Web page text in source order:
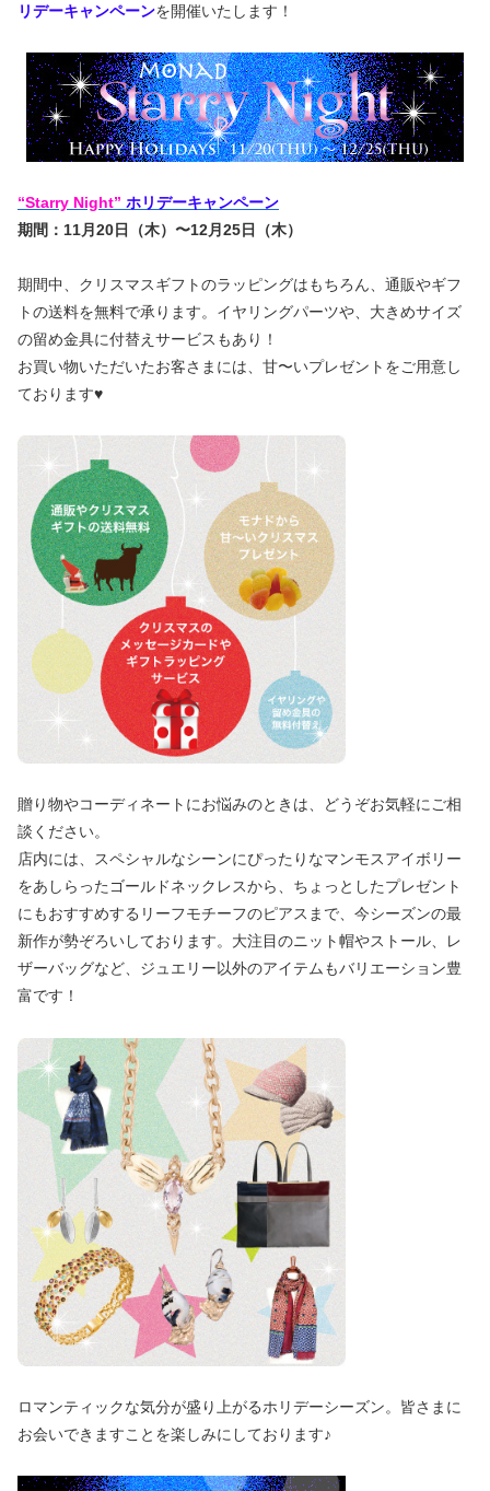
リデーキャンペーンを開催いたします！
“Starry Night” ホリデーキャンペーン
期間：11月20日（木）〜12月25日（木）
期間中、クリスマスギフトのラッピングはもちろん、通販やギフ
トの送料を無料で承ります。イヤリングパーツや、大きめサイズ
の留め金具に付替えサービスもあり！
お買い物いただいたお客さまには、甘〜いプレゼントをご用意し
ております♥︎
贈り物やコーディネートにお悩みのときは、どうぞお気軽にご相
談ください。
店内には、スペシャルなシーンにぴったりなマンモスアイボリー
をあしらったゴールドネックレスから、ちょっとしたプレゼント
にもおすすめするリーフモチーフのピアスまで、今シーズンの最
新作が勢ぞろいしております。大注目のニット帽やストール、レ
ザーバッグなど、ジュエリー以外のアイテムもバリエーション豊
富です！
ロマンティックな気分が盛り上がるホリデーシーズン。皆さまに
お会いできますことを楽しみにしております♪